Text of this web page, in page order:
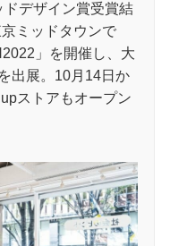
デザイン賞受賞結
ミッドタウンで
」を開催し、大
出展。10月14日か
ストアもオープン